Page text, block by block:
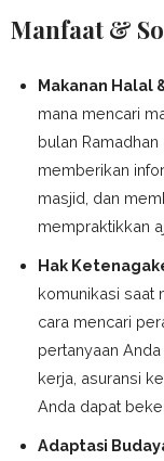
Manfaat &
Makanan Halal
mana mencari
bulan
memberikan
masjid, dan
mempraktikkan
Hak
komunikasi saat
cara mencari
pertanyaan
kerja, asuransi
Anda dapat
Adaptasi